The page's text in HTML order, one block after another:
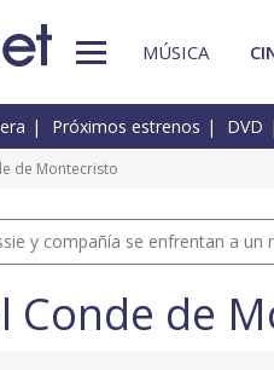
MÚSICA
Próximos estrenos DVD
de Montecristo
y compañía se enfrentan a
Conde de